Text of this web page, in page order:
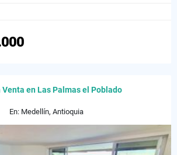
Venta en Las Palmas el Poblado
En: Medellín, Antioquia